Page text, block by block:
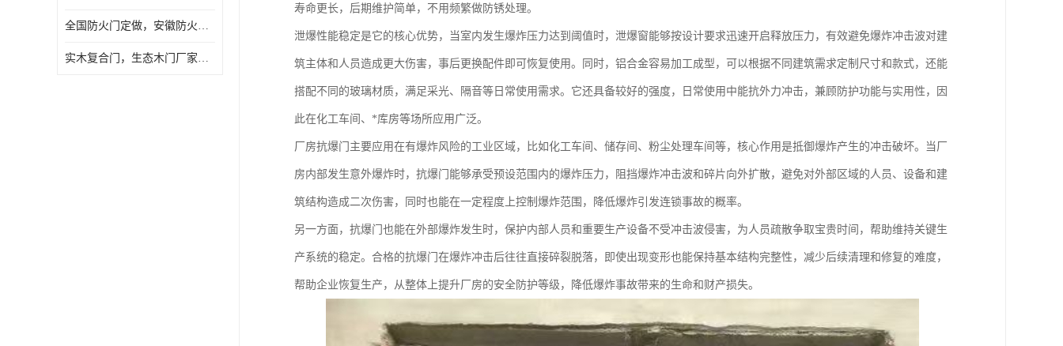
全国防火门定做，安徽防火门批发，防火门价格
实木复合门，生态木门厂家，免漆门定做，安徽木门厂家直销
寿命更长，后期维护简单，不用频繁做防锈处理。
泄爆性能稳定是它的核心优势，当室内发生爆炸压力达到阈值时，泄爆窗能够按设计要求迅速开启释放压力，有效避免爆炸冲击波对建
筑主体和人员造成更大伤害，事后更换配件即可恢复使用。同时，铝合金容易加工成型，可以根据不同建筑需求定制尺寸和款式，还能
搭配不同的玻璃材质，满足采光、隔音等日常使用需求。它还具备较好的强度，日常使用中能抗外力冲击，兼顾防护功能与实用性，因
此在化工车间、*库房等场所应用广泛。
厂房抗爆门主要应用在有爆炸风险的工业区域，比如化工车间、储存间、粉尘处理车间等，核心作用是抵御爆炸产生的冲击破坏。当厂
房内部发生意外爆炸时，抗爆门能够承受预设范围内的爆炸压力，阻挡爆炸冲击波和碎片向外扩散，避免对外部区域的人员、设备和建
筑结构造成二次伤害，同时也能在一定程度上控制爆炸范围，降低爆炸引发连锁事故的概率。
另一方面，抗爆门也能在外部爆炸发生时，保护内部人员和重要生产设备不受冲击波侵害，为人员疏散争取宝贵时间，帮助维持关键生
产系统的稳定。合格的抗爆门在爆炸冲击后往往直接碎裂脱落，即使出现变形也能保持基本结构完整性，减少后续清理和修复的难度，
帮助企业恢复生产，从整体上提升厂房的安全防护等级，降低爆炸事故带来的生命和财产损失。